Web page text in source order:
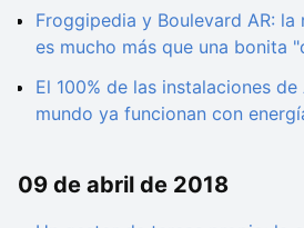
Froggipedia y Boulevard AR: la
es mucho más que una bonita
El 100% de las instalaciones
mundo ya funcionan con
09 de abril de 2018